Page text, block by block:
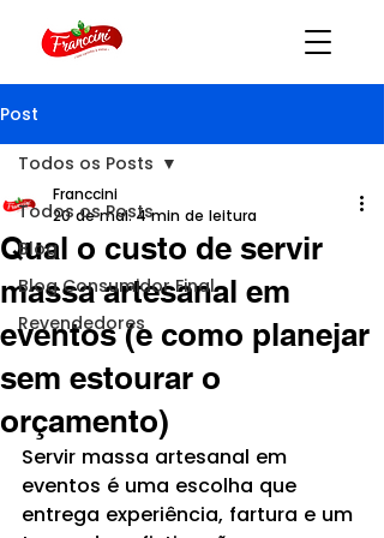
Post
Todos os Posts
Blog
Blog Consumidor Final
Revendedores
Todos os Posts
Qual o custo de servir
massa artesanal em
eventos (e como planejar
sem estourar o
orçamento)
Franccini
20 de mai. 4 min de leitura
Servir massa artesanal em
eventos é uma escolha que
entrega experiência, fartura e um